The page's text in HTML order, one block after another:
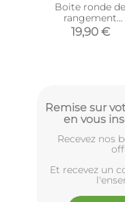
Boite ronde de
rangement
Moustache (Lot
19,90 €
Remise sur
en vous
Recevez nos
Et recevez un